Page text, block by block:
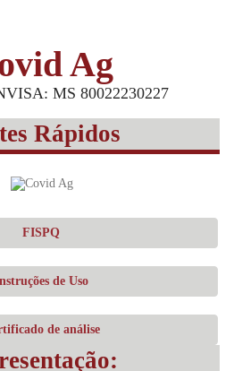
Ag
MS 80022230227
Rápidos
FISPQ
de Uso
de análise